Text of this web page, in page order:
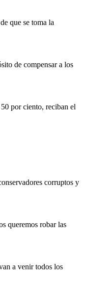
que se toma la
de compensar a los
por ciento, reciban el
corruptos y
queremos robar las
a venir todos los